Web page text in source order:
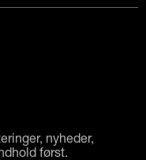
nyheder,
først.